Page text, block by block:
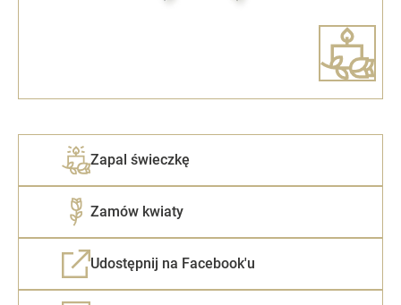
Zapal świeczkę
Zamów kwiaty
Udostępnij na Facebook'u